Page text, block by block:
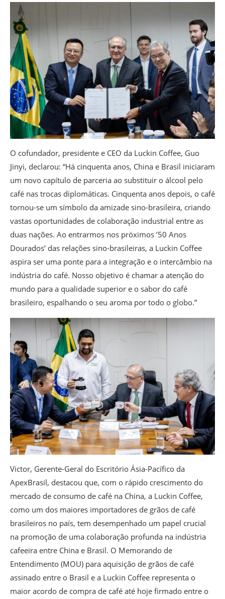
O cofundador, presidente e CEO da Luckin Coffee, Guo
Jinyi, declarou: “Há cinquenta anos, China e Brasil iniciaram
um novo capítulo de parceria ao substituir o álcool pelo
café nas trocas diplomáticas. Cinquenta anos depois, o café
tornou-se um símbolo da amizade sino-brasileira, criando
vastas oportunidades de colaboração industrial entre as
duas nações. Ao entrarmos nos próximos ’50 Anos
Dourados’ das relações sino-brasileiras, a Luckin Coffee
aspira ser uma ponte para a integração e o intercâmbio na
indústria do café. Nosso objetivo é chamar a atenção do
mundo para a qualidade superior e o sabor do café
brasileiro, espalhando o seu aroma por todo o globo.”
Victor, Gerente-Geral do Escritório Ásia-Pacífico da
ApexBrasil, destacou que, com o rápido crescimento do
mercado de consumo de café na China, a Luckin Coffee,
como um dos maiores importadores de grãos de café
brasileiros no país, tem desempenhado um papel crucial
na promoção de uma colaboração profunda na indústria
cafeeira entre China e Brasil. O Memorando de
Entendimento (MOU) para aquisição de grãos de café
assinado entre o Brasil e a Luckin Coffee representa o
maior acordo de compra de café até hoje firmado entre o